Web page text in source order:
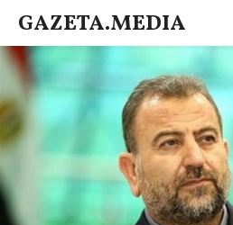
GAZETA.MEDIA